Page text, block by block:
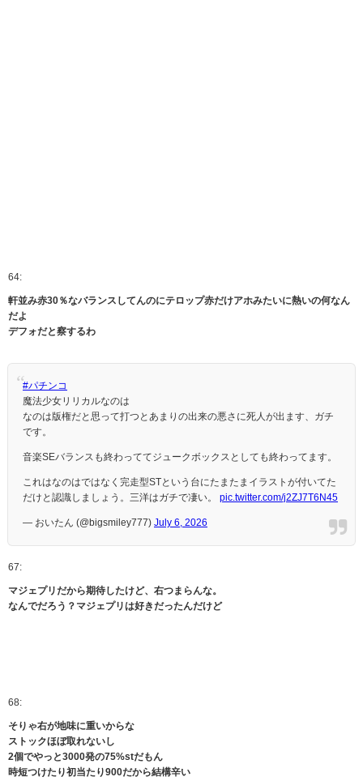
64:
軒並み赤30％なバランスしてんのにテロップ赤だけアホみたいに熱いの何なん
だよ
デフォだと察するわ
#パチンコ
魔法少女リリカルなのは
なのは版権だと思って打つとあまりの出来の悪さに死人が出ます、ガチ
です。
音楽SEバランスも終わっててジュークボックスとしても終わってます。
これはなのはではなく完走型STという台にたまたまイラストが付いてた
だけと認識しましょう。三洋はガチで凄い。 pic.twitter.com/j2ZJ7T6N45
— おいたん (@bigsmiley777) July 6, 2026
67:
マジェプリだから期待したけど、右つまらんな。
なんでだろう？マジェプリは好きだったんだけど
68:
そりゃ右が地味に重いからな
ストックほぼ取れないし
2個でやっと3000発の75%stだもん
時短つけたり初当たり900だから結構辛い